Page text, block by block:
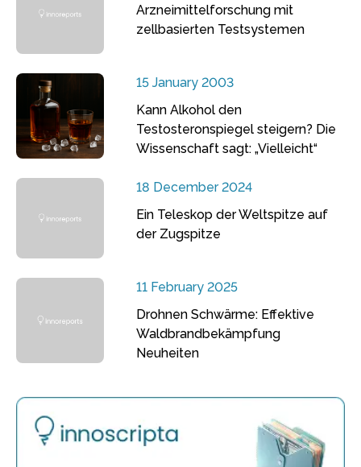
Arzneimittelforschung mit
zellbasierten Testsystemen
15 January 2003
Kann Alkohol den
Testosteronspiegel steigern? Die
Wissenschaft sagt: „Vielleicht“
18 December 2024
Ein Teleskop der Weltspitze auf
der Zugspitze
11 February 2025
Drohnen Schwärme: Effektive
Waldbrandbekämpfung
Neuheiten